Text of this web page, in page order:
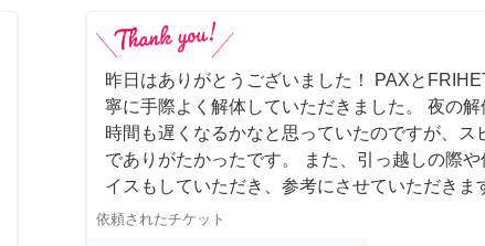
昨日はありがとうございました！ PAXと
寧に手際よく解体していただきました。 夜の
時間も遅くなるかなと思っていたのですが、ス
でありがたかったです。 また、引っ越しの際
イスもしていただき、参考にさせていただきま
依頼されたチケット